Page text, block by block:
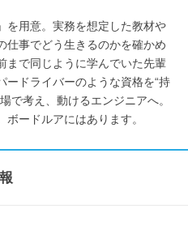
を用意。実務を想定した教材や
仕事でどう生きるのかを確かめ
まで同じように学んでいた先輩
ードライバーのような資格を“持
で考え、動けるエンジニアへ。
ードルアにはあります。